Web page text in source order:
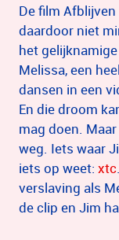
De film
daardoor niet
het
Melissa, een
dansen in een
En die droom
mag doen.
weg. Iets waar
iets op weet: xtc
verslaving als
de clip en Jim